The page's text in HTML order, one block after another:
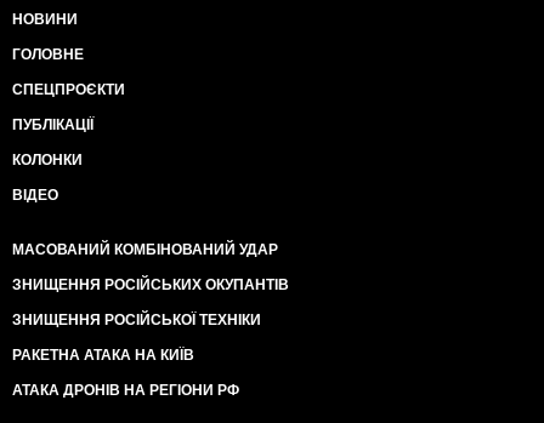
НОВИНИ
ГОЛОВНЕ
СПЕЦПРОЄКТИ
ПУБЛІКАЦІЇ
КОЛОНКИ
ВІДЕО
МАСОВАНИЙ КОМБІНОВАНИЙ УДАР
ЗНИЩЕННЯ РОСІЙСЬКИХ ОКУПАНТІВ
ЗНИЩЕННЯ РОСІЙСЬКОЇ ТЕХНІКИ
РАКЕТНА АТАКА НА КИЇВ
АТАКА ДРОНІВ НА РЕГІОНИ РФ